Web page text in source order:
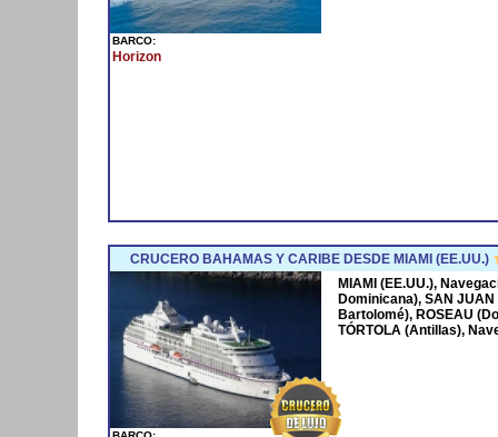
BARCO:
Horizon
CRUCERO BAHAMAS Y CARIBE DESDE MIAMI (EE.UU.)
MIAMI (EE.UU.),
Dominicana), SAN JUAN
Bartolomé), ROSEAU
TÓRTOLA (Antillas),